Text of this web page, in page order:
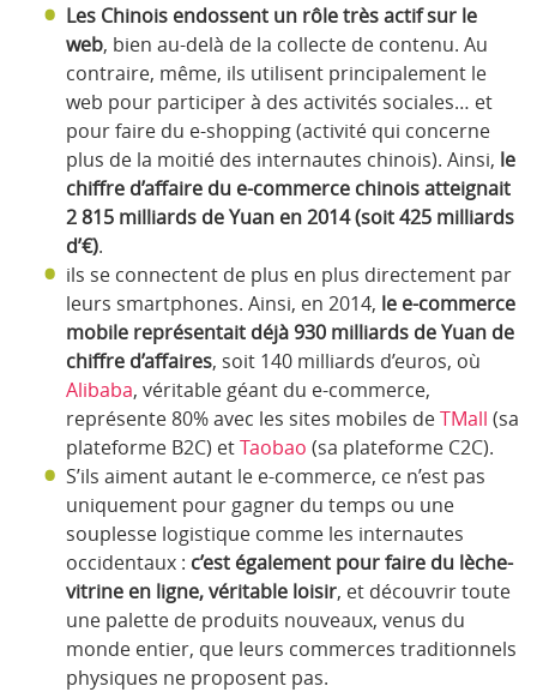
Les Chinois endossent un rôle très actif sur le
web, bien au-delà de la collecte de contenu. Au
contraire, même, ils utilisent principalement le
web pour participer à des activités sociales… et
pour faire du e-shopping (activité qui concerne
plus de la moitié des internautes chinois). Ainsi, le
chiffre d’affaire du e-commerce chinois atteignait
2 815 milliards de Yuan en 2014 (soit 425 milliards
d’€).
ils se connectent de plus en plus directement par
leurs smartphones. Ainsi, en 2014, le e-commerce
mobile représentait déjà 930 milliards de Yuan de
chiffre d’affaires, soit 140 milliards d’euros, où
Alibaba, véritable géant du e-commerce,
représente 80% avec les sites mobiles deTMall (sa
plateforme B2C) etTaobao (sa plateforme C2C).
S’ils aiment autant le e-commerce, ce n’est pas
uniquement pour gagner du temps ou une
souplesse logistique comme les internautes
occidentaux : c’est également pour faire du lèche-
vitrine en ligne, véritable loisir, et découvrir toute
une palette de produits nouveaux, venus du
monde entier, que leurs commerces traditionnels
physiques ne proposent pas.